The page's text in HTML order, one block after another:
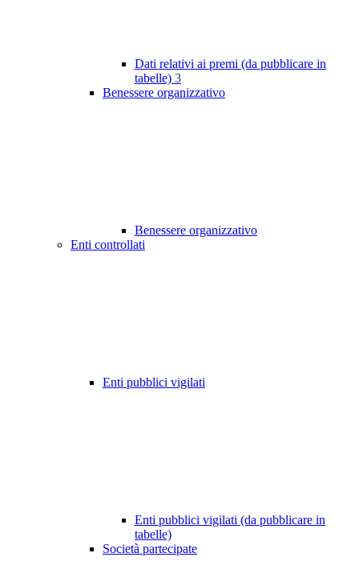
Dati relativi ai premi (da pubblicare in
tabelle) 3
Benessere organizzativo
Benessere organizzativo
Enti controllati
Enti pubblici vigilati
Enti pubblici vigilati (da pubblicare in
tabelle)
Società partecipate